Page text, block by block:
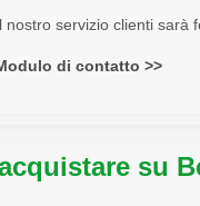
nostro servizio clienti sarà
di contatto >>
su